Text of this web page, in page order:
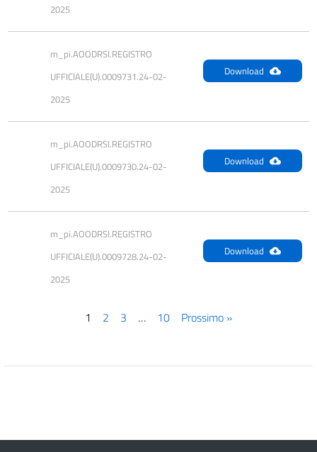
2025
m_pi.AOODRSI.REGISTRO
UFFICIALE(U).0009731.24-02-
2025
Download
m_pi.AOODRSI.REGISTRO
UFFICIALE(U).0009730.24-02-
2025
Download
m_pi.AOODRSI.REGISTRO
UFFICIALE(U).0009728.24-02-
2025
Download
1 2 3 … 10 Prossimo »